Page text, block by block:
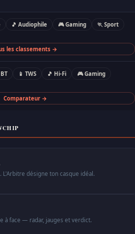
🎵 Audiophile 🎮 Gaming
🏃 Sport
les classements →
📱 TWS 🎵 Hi-Fi
🎮 Gaming
Comparateur →
L'Arbitre désigne ton casque idéal.
à face — radar, jauges et verdict.